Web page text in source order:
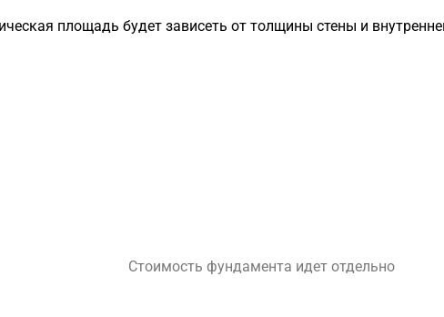
площадь будет зависеть от толщины стены и
Стоимость фундамента идет отдельно